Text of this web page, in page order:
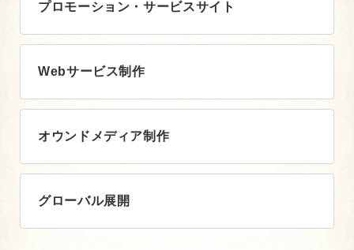
プロモーション・サービスサイト
Webサービス制作
オウンドメディア制作
グローバル展開